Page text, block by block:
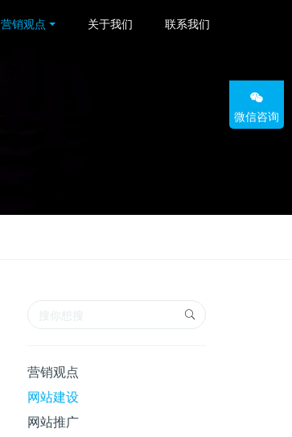
营销观点 关于我们 联系我们
营销观点
网站建设
网站推广
微信咨询